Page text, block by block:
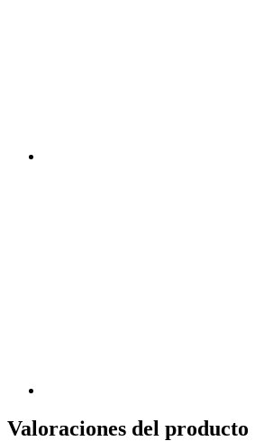
Valoraciones del producto